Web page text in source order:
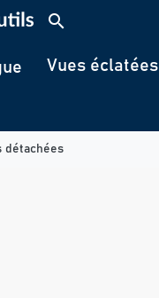
des cookies
search
Vues éclatées
détachées